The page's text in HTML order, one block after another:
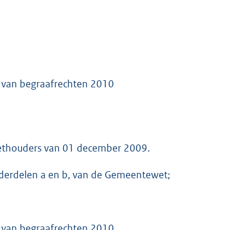
begraafrechten 2010
van 01 december 2009.
a en b, van de Gemeentewet;